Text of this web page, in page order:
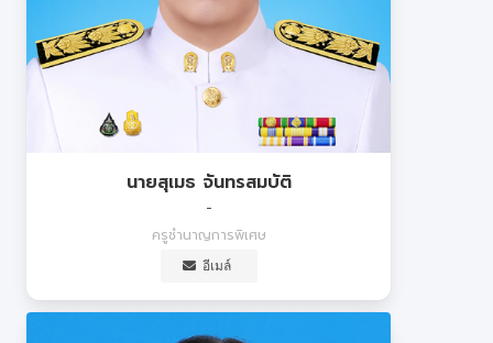
นายสุเมธ จันทรสมบัติ
-
ครูชำนาญการพิเศษ
อีเมล์